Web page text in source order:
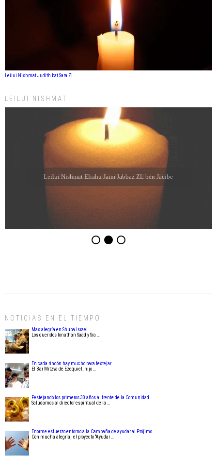
Leilui Nishmat Judith bat Sara ZL
LEILUI NISHMAT
Leilui Nishmat Eliahu Jaim Jabbaz ZL ben Jacibe
NOTICIAS EN EL TIEMPO
Mas alegría en Shuba Israel
Los queridos Ionathan Saad y Sra …
En cada rincón hay mucho para festejar
El Bar Mitzva de Ezequiel, hijo …
Festejando los primeros 30 años al frente de la Comunidad.
Saludamos al director espiritual de la …
Enorme esfuerzo entorno a la Campaña de ayudar al Prójimo
Con mucha alegría, el proyecto “Ayudar …